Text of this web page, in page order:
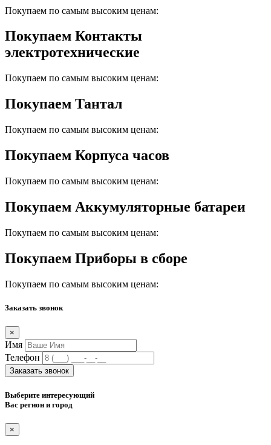
Покупаем по самым высоким ценам:
Покупаем Контакты
электротехнические
Покупаем по самым высоким ценам:
Покупаем Тантал
Покупаем по самым высоким ценам:
Покупаем Корпуса часов
Покупаем по самым высоким ценам:
Покупаем Аккумуляторные батареи
Покупаем по самым высоким ценам:
Покупаем Приборы в сборе
Покупаем по самым высоким ценам:
Заказать звонок
×
Имя
Телефон
Заказать звонок
Выберите интересующий
Вас регион и город
×